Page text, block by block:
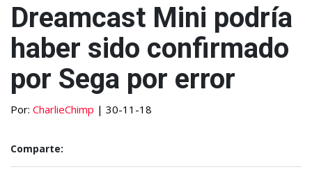
Dreamcast Mini podría
haber sido confirmado
por Sega por error
Por: CharlieChimp | 30-11-18
Comparte: